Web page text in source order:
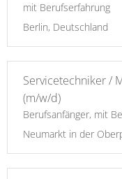
mit Berufserfahrung
Berlin, Deutschland
Servicetechniker /
(m/w/d)
Berufsanfänger, mit
Neumarkt in der